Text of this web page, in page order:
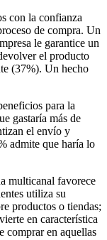
con la confianza
de compra. Un
le garantice un
el producto
(37%). Un hecho
para la
gastaría más de
el envío y
admite que haría lo
multicanal favorece
utiliza su
productos o tiendas;
en característica
comprar en aquellas